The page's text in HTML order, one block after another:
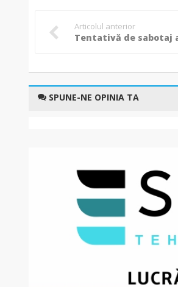
Articolul anterior
SPUNE-NE OPINIA TA